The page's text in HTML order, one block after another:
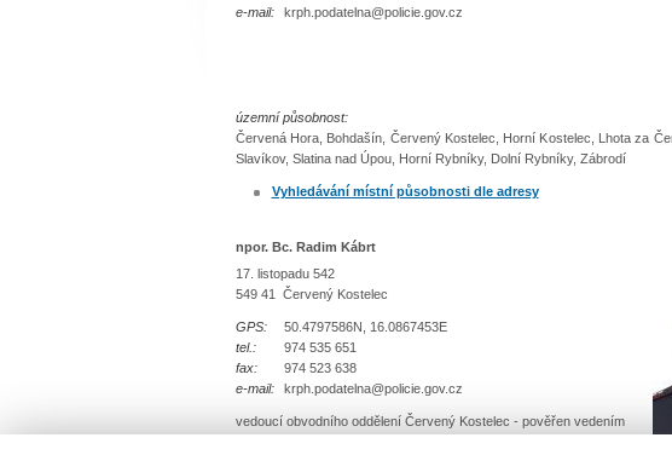
e-mail:
krph.podatelna@policie.gov.cz
územní působnost:
Červená Hora, Bohdašín, Červený Kostelec, Horní Kostelec, Lhota za
Slavíkov, Slatina nad Úpou, Horní Rybníky, Dolní Rybníky, Zábrodí
Vyhledávání místní působnosti dle adresy
npor. Bc. Radim Kábrt
17. listopadu 542
549 41 Červený Kostelec
GPS:
50.4797586N, 16.0867453E
tel.:
974 535 651
fax:
974 523 638
e-mail:
krph.podatelna@policie.gov.cz
vedoucí obvodního oddělení Červený Kostelec - pověřen vedením